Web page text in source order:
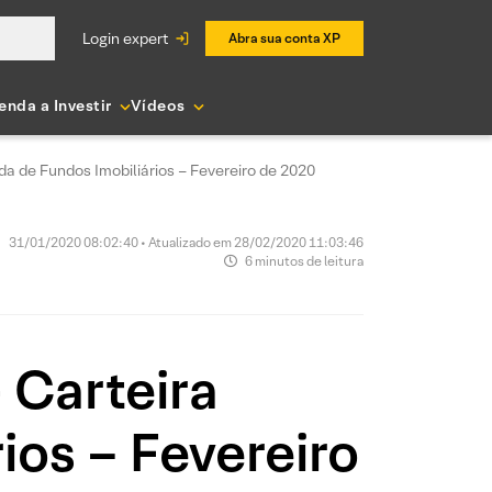
login expert Abra sua conta XP
a Investir Vídeos
de Fundos Imobiliários – Fevereiro de 2020
31/01/2020 08:02:40 • Atualizado em 28/02/2020 11:03:46
6 minutos de leitura
Carteira
– Fevereiro